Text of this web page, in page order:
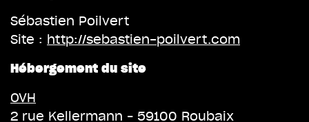
Sébastien Poilvert
Site : http://sebastien-poilvert.com
Hébergement du site
OVH
2 rue Kellermann – 59100 Roubaix